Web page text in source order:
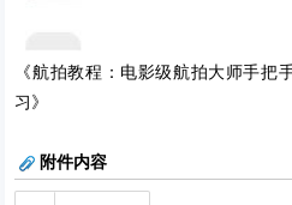
《航拍教程：电影级航拍大师手把
习》
附件内容